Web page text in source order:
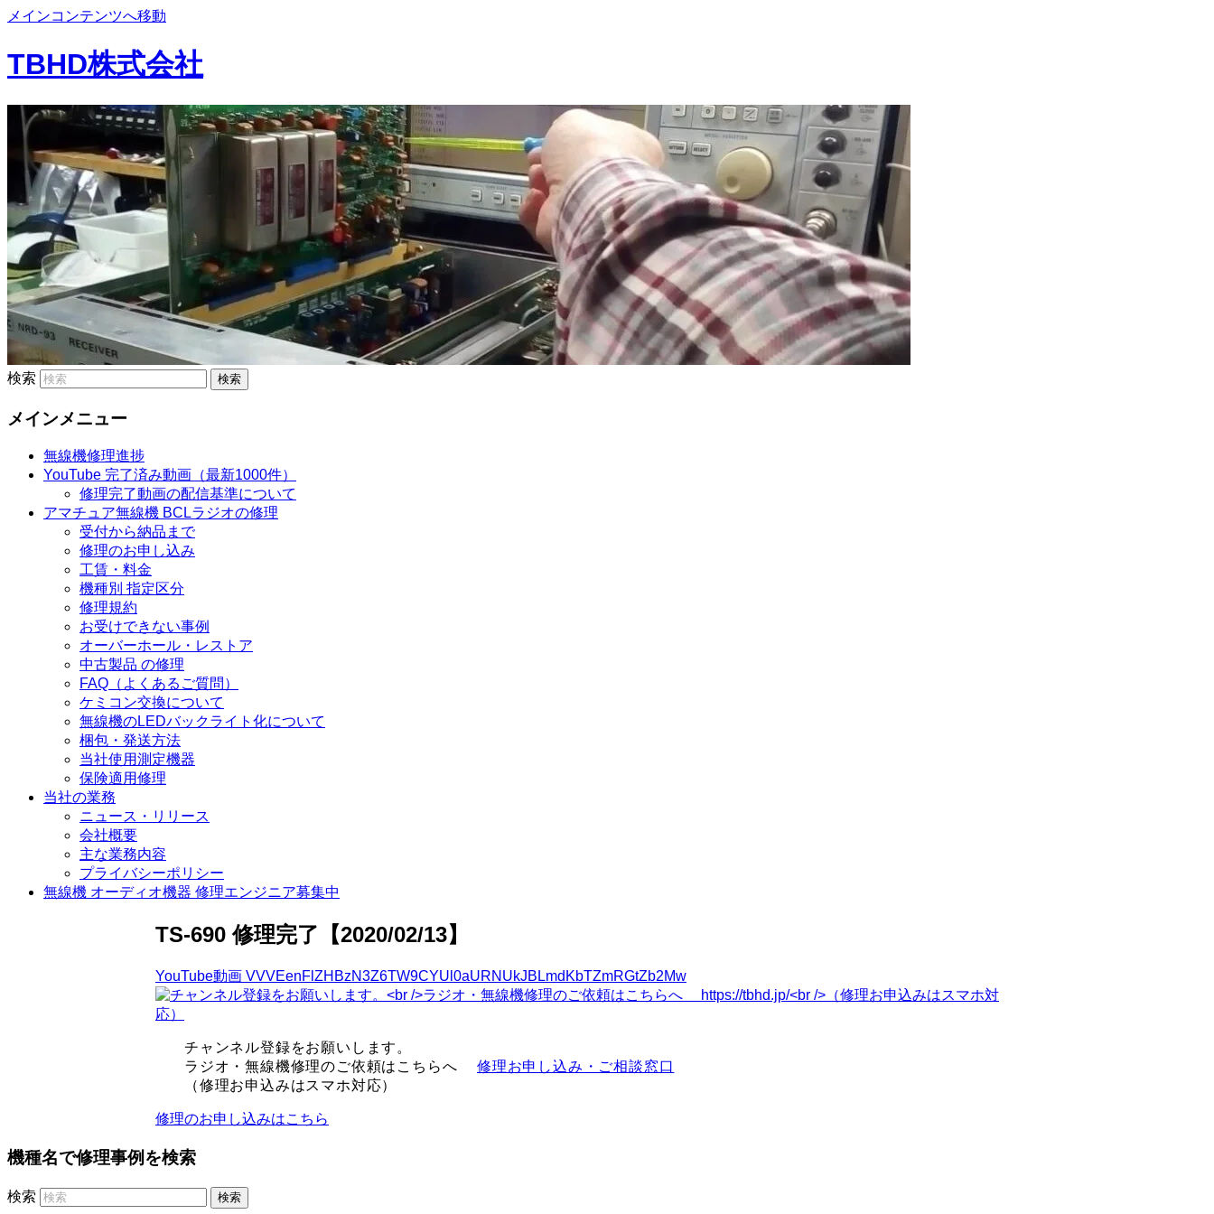
メインコンテンツへ移動
TBHD株式会社
検索
メインメニュー
無線機修理進捗
YouTube 完了済み動画（最新1000件）
修理完了動画の配信基準について
アマチュア無線機 BCLラジオの修理
受付から納品まで
修理のお申し込み
工賃・料金
機種別 指定区分
修理規約
お受けできない事例
オーバーホール・レストア
中古製品 の修理
FAQ（よくあるご質問）
ケミコン交換について
無線機のLEDバックライト化について
梱包・発送方法
当社使用測定機器
保険適用修理
当社の業務
ニュース・リリース
会社概要
主な業務内容
プライバシーポリシー
無線機 オーディオ機器 修理エンジニア募集中
TS-690 修理完了【2020/02/13】
YouTube動画 VVVEenFlZHBzN3Z6TW9CYUl0aURNUkJBLmdKbTZmRGtZb2Mw
チャンネル登録をお願いします。
ラジオ・無線機修理のご依頼はこちらへ 修理お申し込み・ご相談窓口
（修理お申込みはスマホ対応）
修理のお申し込みはこちら
機種名で修理事例を検索
検索